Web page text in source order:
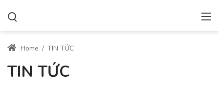
Home / TIN TỨC
TIN TỨC